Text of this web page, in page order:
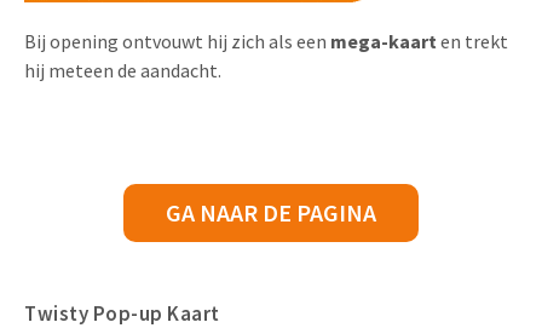
Bij opening ontvouwt hij zich als een mega-kaart en trekt
hij meteen de aandacht.
GA NAAR DE PAGINA
Twisty Pop-up Kaart